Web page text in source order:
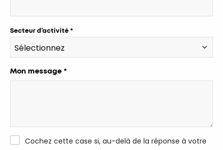
Secteur d’activité
Mon message *
Cochez cette case si, au-delà de la réponse à votre